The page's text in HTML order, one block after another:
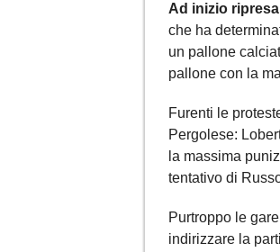
Ad inizio ripresa
che ha
un pallone
pallone con la
Furenti le
Pergolese:
la massima
tentativo di
Purtroppo le
indirizzare la